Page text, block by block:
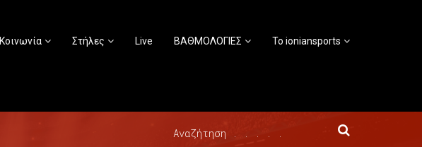
Κοινωνία Στήλες Live ΒΑΘΜΟΛΟΓΙΕΣ Το ioniansports